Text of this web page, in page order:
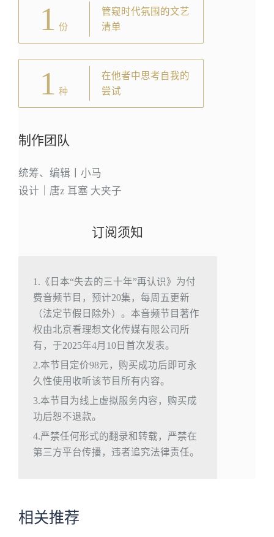
1 份
管窥时代氛围的文艺
清单
1 种
在他者中思考自我的
尝试
制作团队
统筹、编辑丨小马
设计｜唐z 耳塞 大夹子
订阅须知
1.《日本“失去的三十年”再认识》为付
费音频节目，预计20集，每周五更新
（法定节假日除外）。本音频节目著作
权由北京看理想文化传媒有限公司所
有，于2025年4月10日首次发表。
2.本节目定价98元，购买成功后即可永
久性使用收听该节目所有内容。
3.本节目为线上虚拟服务内容，购买成
功后恕不退款。
4.严禁任何形式的翻录和转载，严禁在
第三方平台传播，违者追究法律责任。
相关推荐